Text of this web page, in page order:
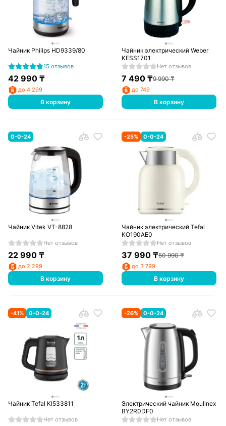
Чайник Philips HD9339/80
15 отзывов
42 990₸
до 4 299
В корзину
Чайник электрический Weber
KESS1701
Нет отзывов
7 490 ₸9 990₸
до 749
В корзину
0-0-24
Чайник Vitek VT-8828
Нет отзывов
22 990₸
до 2 299
В корзину
-25% 0-0-24
Чайник электрический Tefal
KO190AE0
Нет отзывов
37 990 ₸50 990₸
до 3 799
В корзину
-41% 0-0-24
Чайник Tefal KI533811
Нет отзывов
-26% 0-0-24
Электрический чайник Moulinex
BY2R0DF0
Нет отзывов